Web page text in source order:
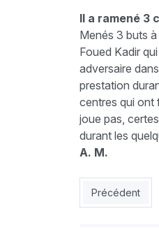
Il a ramené 3
Menés 3 buts
Foued Kadir
adversaire
prestation
centres qui ont
joue pas,
durant les
A. M.
Article
Précédent